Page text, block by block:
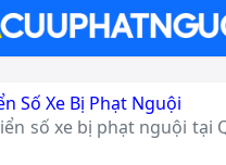
Số Xe Bị Phạt Nguội
số xe bị phạt nguội tại